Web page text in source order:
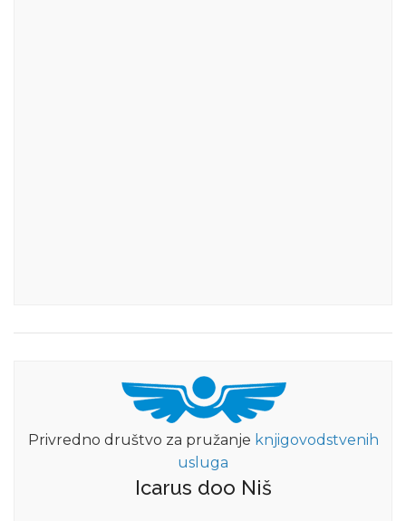
Privredno društvo za pružanje knjigovodstvenih
usluga
Icarus doo Niš